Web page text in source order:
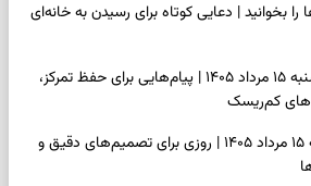
را بخوانید | دعایی کوتاه برای رسیدن به خانه‌ای
فال فرشتگان امروز پنجشنبه ۱۵ مرداد ۱۴۰۵ | پیام‌هایی برای حفظ تمرکز،
کم‌ریسک
فال روزانه امروز پنجشنبه ۱۵ مرداد ۱۴۰۵ | روزی برای تصمیم‌های دقیق و